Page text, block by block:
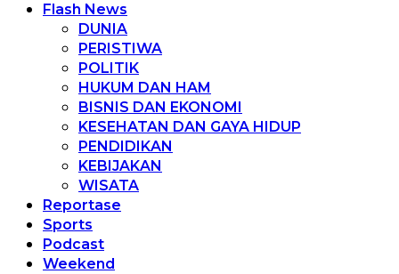
Flash News
DUNIA
PERISTIWA
POLITIK
HUKUM DAN HAM
BISNIS DAN EKONOMI
KESEHATAN DAN GAYA HIDUP
PENDIDIKAN
KEBIJAKAN
WISATA
Reportase
Sports
Podcast
Weekend